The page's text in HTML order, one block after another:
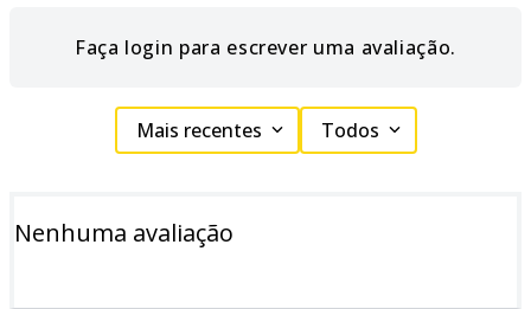
Faça login para escrever uma avaliação.
Mais recentes Todos
Nenhuma avaliação